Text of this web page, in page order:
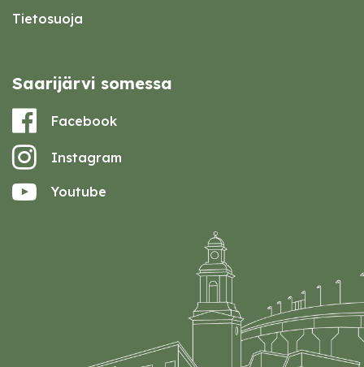
Tietosuoja
Saarijärvi somessa
Facebook
Instagram
Youtube